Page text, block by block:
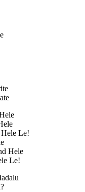
Hele Le!
Hele
Le!